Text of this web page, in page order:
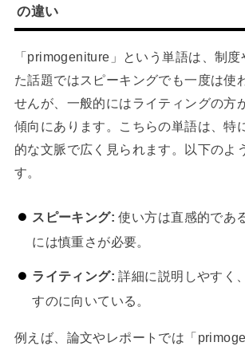
の違い
「primogeniture」という単語は、制
た話題ではスピーキングでも一度は使
せんが、一般的にはライティングの方
傾向にあります。こちらの単語は、特
的な文脈で広く見られます。以下のよ
す。
スピーキング: 使い方は直感的であ
には慎重さが必要。
ライティング: 詳細に説明しやすく
すのに向いている。
例えば、論文やレポートでは「